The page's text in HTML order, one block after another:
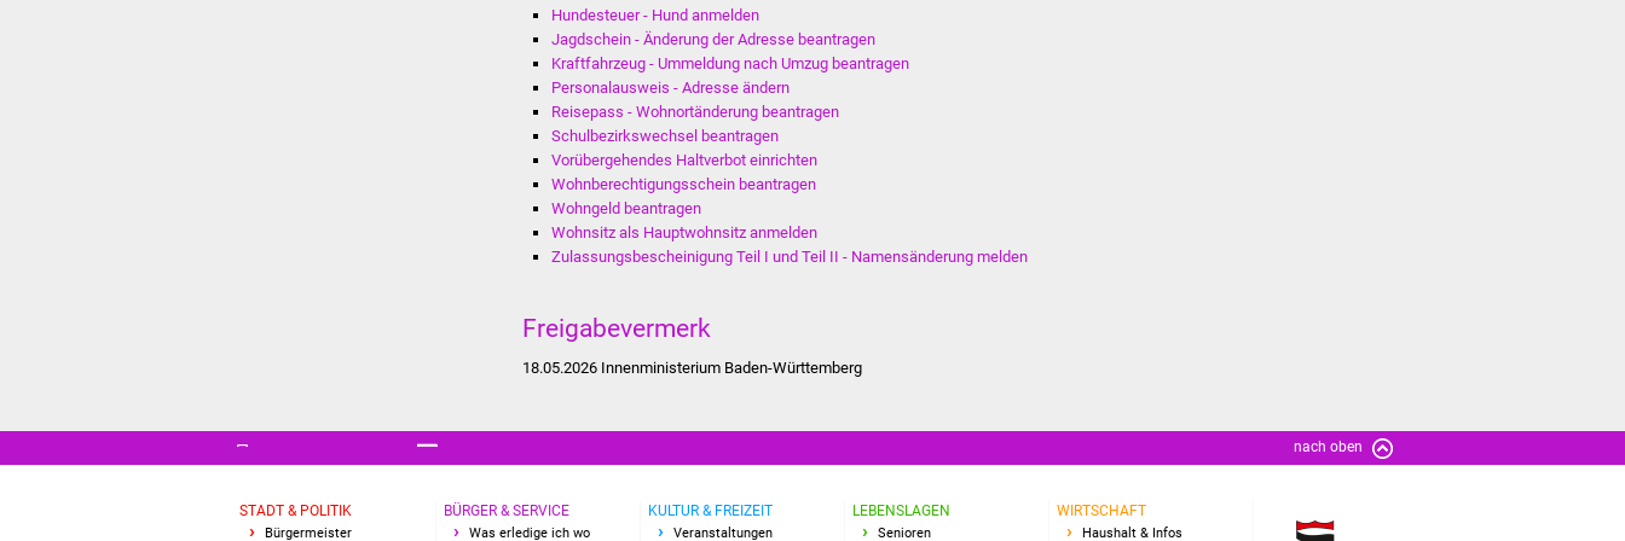
Hundesteuer - Hund anmelden
Jagdschein - Änderung der Adresse beantragen
Kraftfahrzeug - Ummeldung nach Umzug beantragen
Personalausweis - Adresse ändern
Reisepass - Wohnortänderung beantragen
Schulbezirkswechsel beantragen
Vorübergehendes Haltverbot einrichten
Wohnberechtigungsschein beantragen
Wohngeld beantragen
Wohnsitz als Hauptwohnsitz anmelden
Zulassungsbescheinigung Teil I und Teil II - Namensänderung melden
Freigabevermerk
18.05.2026 Innenministerium Baden-Württemberg
nach oben
STADT & POLITIK
Bürgermeister
BÜRGER & SERVICE
Was erledige ich wo
KULTUR & FREIZEIT
Veranstaltungen
LEBENSLAGEN
Senioren
WIRTSCHAFT
Haushalt & Infos